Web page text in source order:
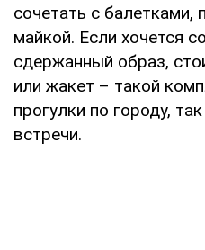
сочетать с балетками,
майкой. Если хочется
сдержанный образ,
или жакет – такой
прогулки по городу,
встречи.